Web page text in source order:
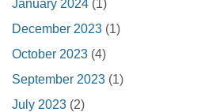
January 2024 (1)
December 2023 (1)
October 2023 (4)
September 2023 (1)
July 2023 (2)